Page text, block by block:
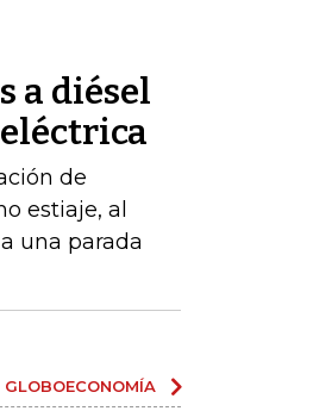
a diésel
de
estiaje, al
una parada
GLOBOECONOMÍA